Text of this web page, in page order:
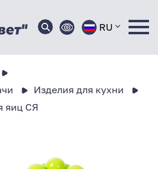
RU
Изделия для кухни
яиц СЯ